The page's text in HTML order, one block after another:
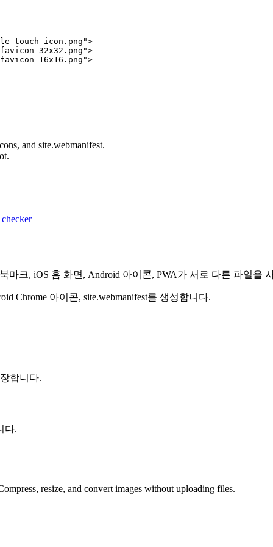
touch-icon.png">
32x32.png">
16x16.png">
and site.webmanifest.
크, iOS 홈 화면, Android 아이콘, PWA가 서로 다른 파일을
Chrome 아이콘, site.webmanifest를 생성합니다.
합니다.
다.
resize, and convert images without uploading files.